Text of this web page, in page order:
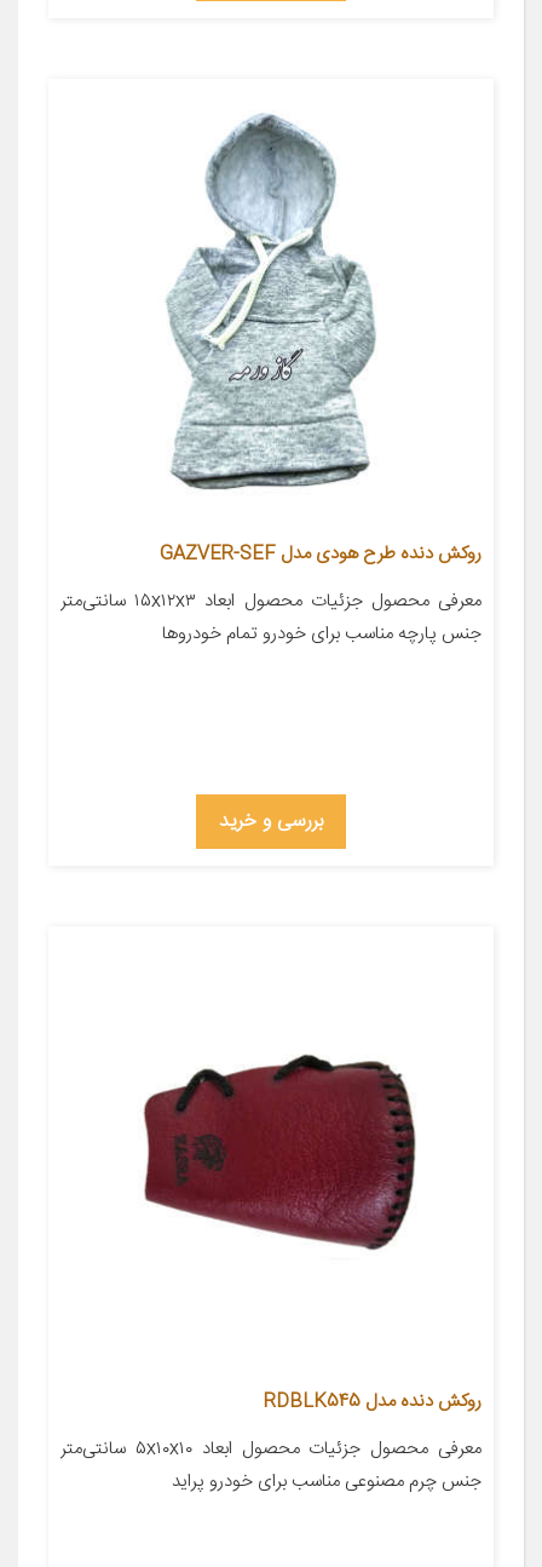
روکش دنده طرح هودی مدل GAZVER-SEF
معرفی محصول جزئیات محصول ابعاد ۱۵x۱۲x۳ سانتی‌متر
جنس پارچه مناسب برای خودرو تمام خودروها
بررسی و خرید
روکش دنده مدل RDBLK545
معرفی محصول جزئیات محصول ابعاد ۵x۱۰x۱۰ سانتی‌متر
جنس چرم مصنوعی مناسب برای خودرو پراید